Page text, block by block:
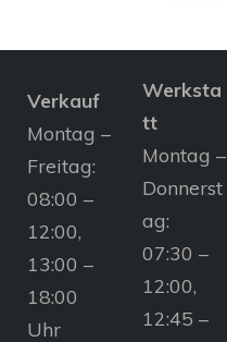
Verkauf
Montag –
Freitag:
08:00 –
12:00,
13:00 –
18:00
Uhr
Werksta
tt
Montag –
Donnerst
ag:
07:30 –
12:00,
12:45 –